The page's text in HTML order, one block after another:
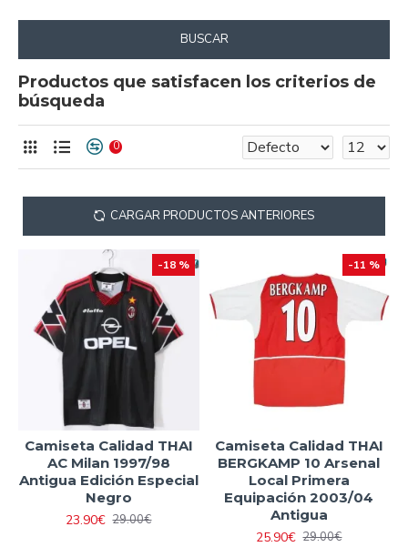
BUSCAR
Productos que satisfacen los criterios de
búsqueda
0
CARGAR PRODUCTOS ANTERIORES
-18 %
Camiseta Calidad THAI
AC Milan 1997/98
Antigua Edición Especial
Negro
23.90€ 29.00€
-11 %
Camiseta Calidad THAI
BERGKAMP 10 Arsenal
Local Primera
Equipación 2003/04
Antigua
25.90€ 29.00€